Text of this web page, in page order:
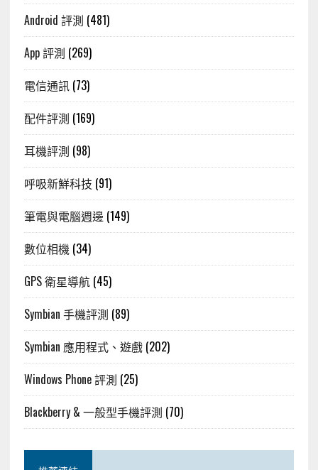
Android 評測 (481)
App 評測 (269)
電信通訊(73)
配件評測 (169)
耳機評測 (98)
呼吸新鮮科技 (91)
筆電與電腦週邊 (149)
數位相機 (34)
GPS 衛星導航(45)
Symbian 手機評測 (89)
Symbian 應用程式、遊戲(202)
Windows Phone 評測 (25)
Blackberry & 一般型手機評測 (70)